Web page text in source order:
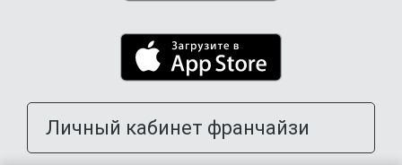
Личный кабинет франчайзи